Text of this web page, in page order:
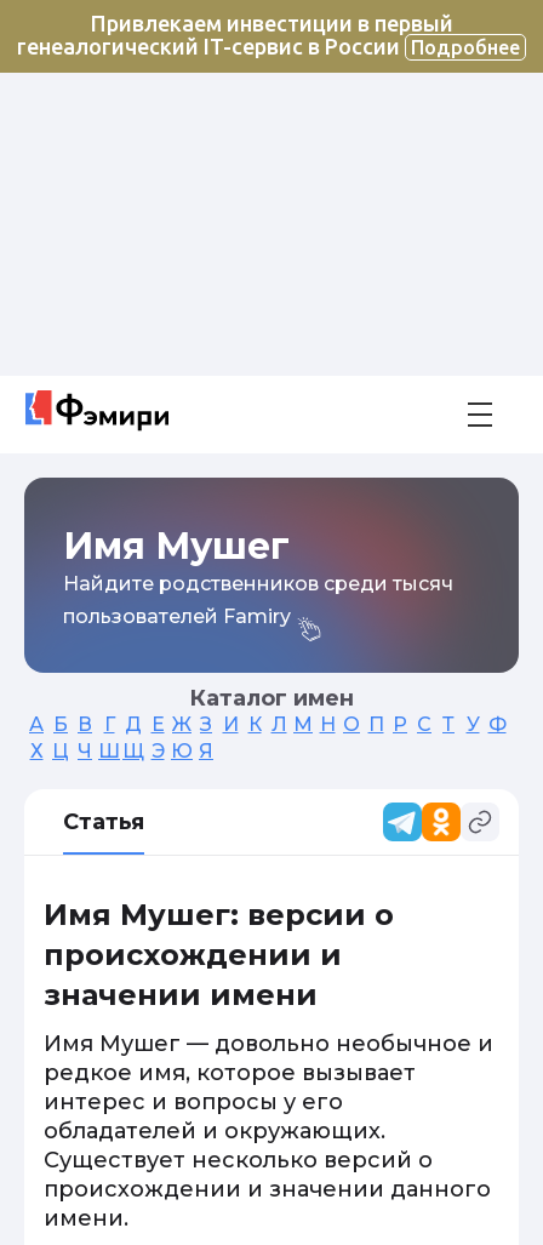
Привлекаем инвестиции в первый
генеалогический IT-сервис в России
Подробнее
Имя Мушег
Найдите родственников среди тысяч
пользователей Famiry
Каталог имен
А Б В Г Д Е Ж З И К Л М Н О П Р С Т У Ф
Х Ц Ч Ш Щ Э Ю Я
Статья
Имя Мушег: версии о
происхождении и
значении имени
Имя Мушег — довольно необычное и
редкое имя, которое вызывает
интерес и вопросы у его
обладателей и окружающих.
Существует несколько версий о
происхождении и значении данного
имени.